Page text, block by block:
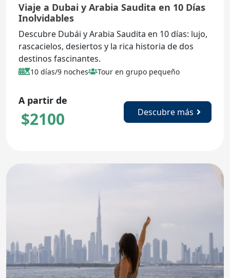
Viaje a Dubai y Arabia Saudita en 10 Días
Inolvidables
Descubre Dubái y Arabia Saudita en 10 días: lujo,
rascacielos, desiertos y la rica historia de dos
destinos fascinantes.
10 días/9 noches Tour en grupo pequeño
A partir de
$2100 Descubre más